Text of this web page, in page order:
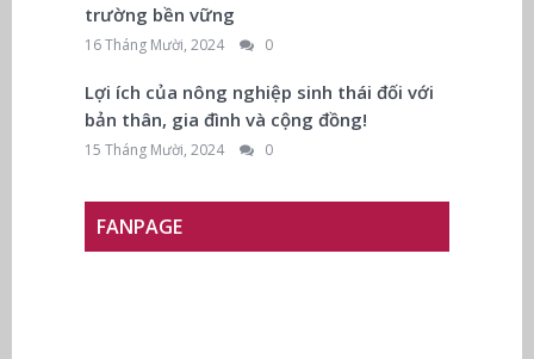
trường bền vững
16 Tháng Mười, 2024 0
Lợi ích của nông nghiệp sinh thái đối với
bản thân, gia đình và cộng đồng!
15 Tháng Mười, 2024 0
FANPAGE